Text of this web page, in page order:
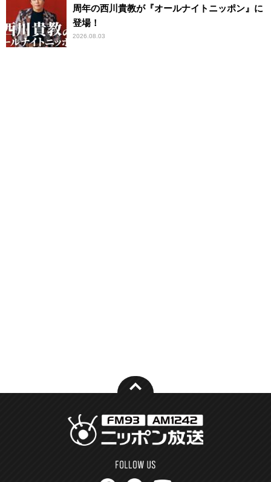
周年の西川貴教が『オールナイトニッポン』に
登場！
2026.08.03